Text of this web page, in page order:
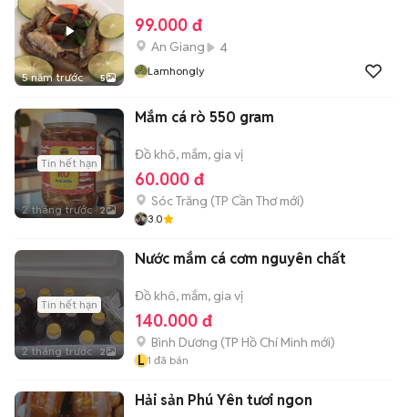
5 năm trước 5
99.000 đ
An Giang 4
Lamhongly
Tin hết hạn
2 tháng trước 2
Mắm cá rò 550 gram
Đồ khô, mắm, gia vị
60.000 đ
Sóc Trăng (TP Cần Thơmới)
3.0
Tin hết hạn
2 tháng trước 2
Nước mắm cá cơm nguyên chất
Đồ khô, mắm, gia vị
140.000 đ
Bình Dương (TP Hồ Chí Minh mới)
L 1 đã bán
Hải sản Phú Yên tươi ngon